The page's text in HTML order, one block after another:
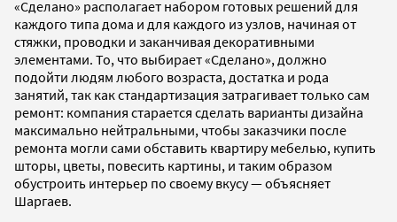
«Сделано» располагает набором готовых решений для
каждого типа дома и для каждого из узлов, начиная от
стяжки, проводки и заканчивая декоративными
элементами. То, что выбирает «Сделано», должно
подойти людям любого возраста, достатка и рода
занятий, так как стандартизация затрагивает только сам
ремонт: компания старается сделать варианты дизайна
максимально нейтральными, чтобы заказчики после
ремонта могли сами обставить квартиру мебелью, купить
шторы, цветы, повесить картины, и таким образом
обустроить интерьер по своему вкусу — объясняет
Шаргаев.